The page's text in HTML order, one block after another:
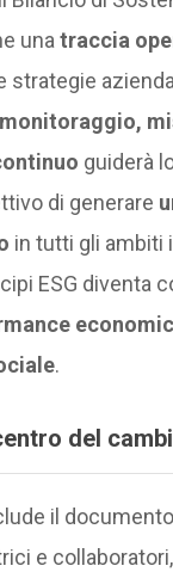
unatraccia
strategie
monitoraggio,
guiderà
di generare
in tutti gli ambiti
ESG diventa
.
del
il
e